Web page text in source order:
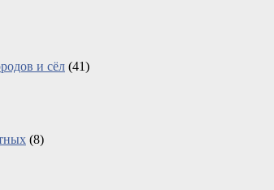
и сёл (41)
(8)